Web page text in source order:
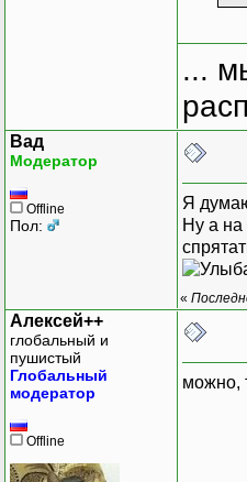
...
Вад
Модератор
Offline
Пол:
Я
Ну а на
«
Алексей++
глобальный и
пушистый
Глобальный
модератор
Offline
можно,